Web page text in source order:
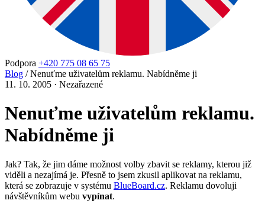
Podpora +420 775 08 65 75
Blog / Nenuťme uživatelům reklamu. Nabídněme ji
11. 10. 2005 · Nezařazené
Nenuťme uživatelům reklamu.
Nabídněme ji
Jak? Tak, že jim dáme možnost volby zbavit se reklamy, kterou již
viděli a nezajímá je. Přesně to jsem zkusil aplikovat na reklamu,
která se zobrazuje v systému BlueBoard.cz. Reklamu dovoluji
návštěvníkům webu vypínat.